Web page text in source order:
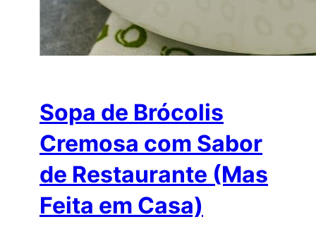
Sopa de Brócolis
Cremosa com Sabor
de Restaurante (Mas
Feita em Casa)